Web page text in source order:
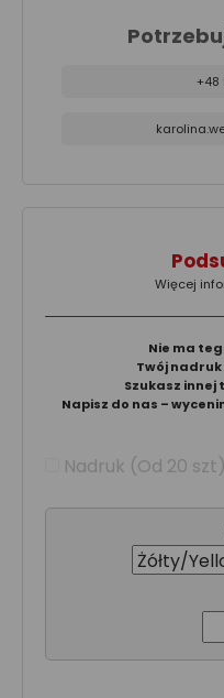
+48
Więcej
Nie ma
Twój
Szukasz innej
Napisz do nas –
Nadruk (Od 20 szt)